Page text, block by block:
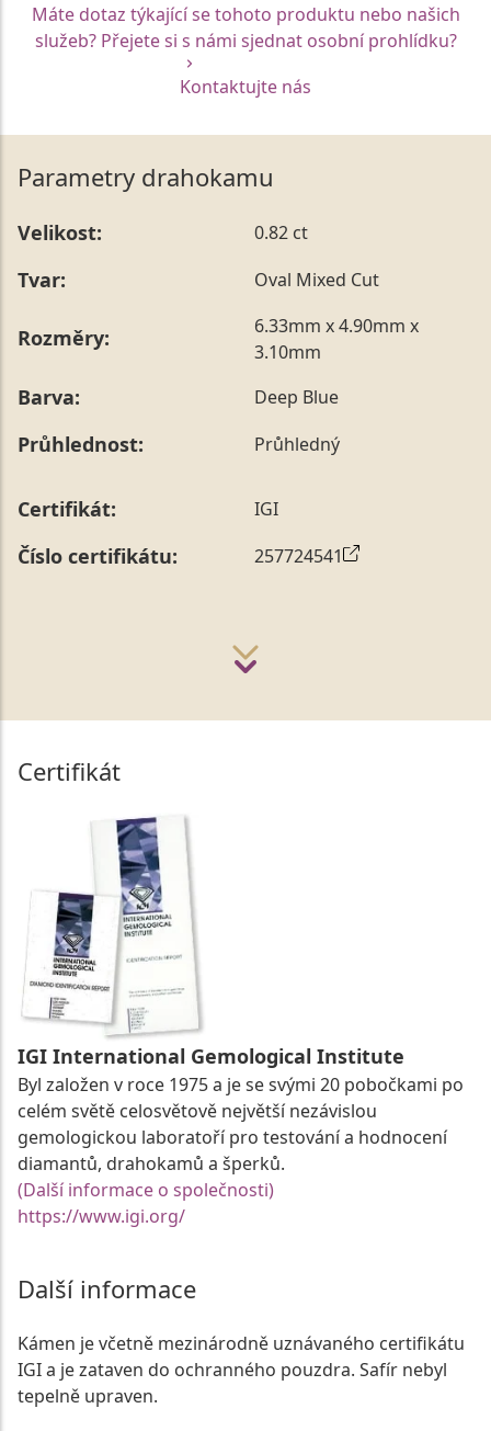
Máte dotaz týkající se tohoto produktu nebo našich
služeb? Přejete si s námi sjednat osobní prohlídku?
Kontaktujte nás
Parametry drahokamu
Velikost: 0.82 ct
Tvar: Oval Mixed Cut
Rozměry:
6.33mm x 4.90mm x
3.10mm
Barva: Deep Blue
Průhlednost: Průhledný
Certifikát: IGI
Číslo certifikátu: 257724541
Certifikát
IGI International Gemological Institute
Byl založen v roce 1975 a je se svými 20 pobočkami po
celém světě celosvětově největší nezávislou
gemologickou laboratoří pro testování a hodnocení
diamantů, drahokamů a šperků.
(Další informace o společnosti)
https://www.igi.org/
Další informace
Kámen je včetně mezinárodně uznávaného certifikátu
IGI a je zataven do ochranného pouzdra. Safír nebyl
tepelně upraven.